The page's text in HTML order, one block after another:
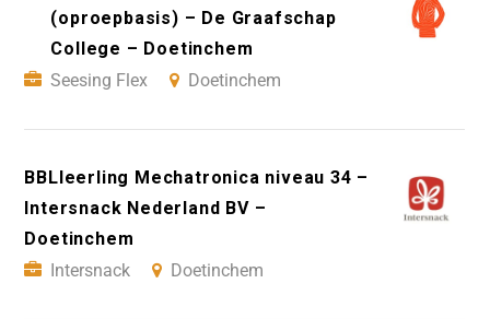
(oproepbasis) – De Graafschap
College – Doetinchem
Seesing Flex
Doetinchem
BBLleerling Mechatronica niveau 34 –
Intersnack Nederland BV –
Doetinchem
Intersnack
Doetinchem